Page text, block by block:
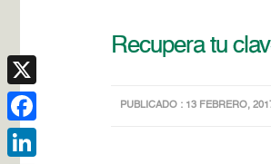
Recupera tu
PUBLICADO : 13 FEBRERO,
X
Facebook